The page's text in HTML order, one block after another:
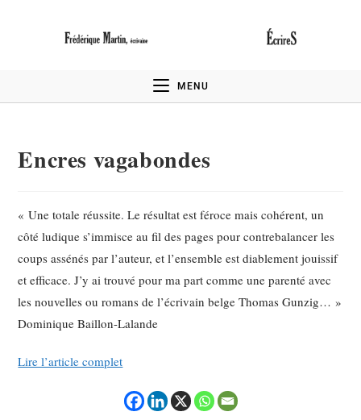
MENU
Encres vagabondes
« Une totale réussite. Le résultat est féroce mais cohérent, un
côté ludique s’immisce au fil des pages pour contrebalancer les
coups assénés par l’auteur, et l’ensemble est diablement jouissif
et efficace. J’y ai trouvé pour ma part comme une parenté avec
les nouvelles ou romans de l’écrivain belge Thomas Gunzig… »
Dominique Baillon-Lalande
Lire l’article complet